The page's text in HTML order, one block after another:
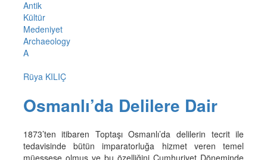
Antik
Kültür
Medeniyet
Archaeology
A
Rüya KILIÇ
Osmanlı’da Delilere Dair
1873’ten itibaren Toptaşı Osmanlı’da delilerin tecrit ile
tedavisinde bütün imparatorluğa hizmet veren temel
müessese olmuş ve bu özelliğini Cumhuriyet Döneminde